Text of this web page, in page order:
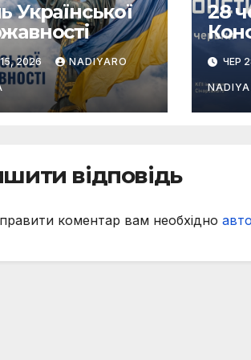
Української
2026 NADIYARO
28
ЧЕР
NADIYA
відповідь
коментар вам необхідно